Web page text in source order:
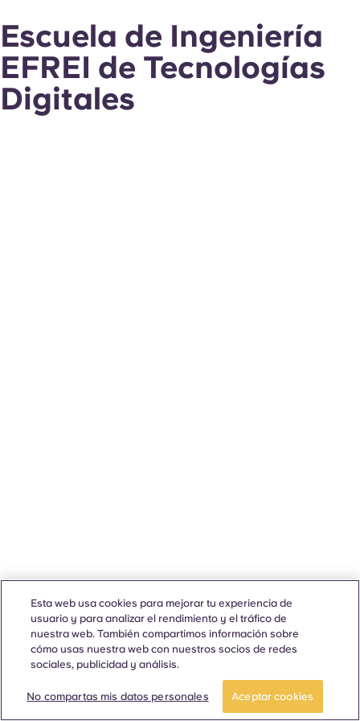
Escuela de Ingeniería
EFREI de Tecnologías
Digitales
Esta web usa cookies para mejorar tu experiencia de
usuario y para analizar el rendimiento y el tráfico de
nuestra web. También compartimos información sobre
cómo usas nuestra web con nuestros socios de redes
sociales, publicidad y análisis.
No compartas mis datos personales Aceptar cookies